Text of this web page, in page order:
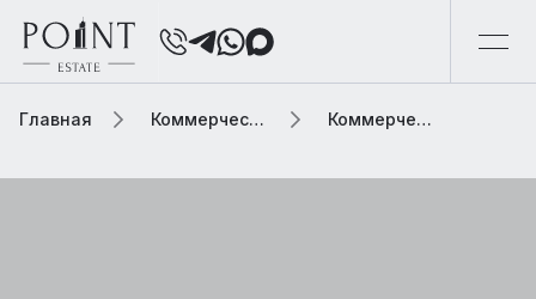
Главная Коммерческая недвижимость Коммерческая недвижимость андроньевская площадь, 4с1